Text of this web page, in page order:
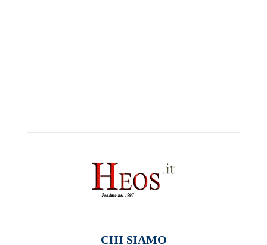
CHI SIAMO